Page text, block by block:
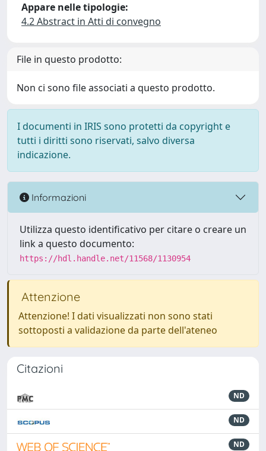
Appare nelle tipologie:
4.2 Abstract in Atti di convegno
File in questo prodotto:
Non ci sono file associati a questo prodotto.
I documenti in IRIS sono protetti da copyright e
tutti i diritti sono riservati, salvo diversa
indicazione.
Informazioni
Utilizza questo identificativo per citare o creare un
link a questo documento:
https://hdl.handle.net/11568/1130954
Attenzione
Attenzione! I dati visualizzati non sono stati
sottoposti a validazione da parte dell'ateneo
Citazioni
ND
ND
ND